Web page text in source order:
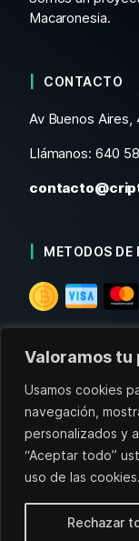
Valoramos
Usamos cookies
navegación,
personalizados y
“Aceptar todo”
uso de las cookies.
Rechazar
Macaronesia.
CONTACTO
Av Buenos Aires,
Llámanos: 640
METODOS DE
Copyright
Aviso